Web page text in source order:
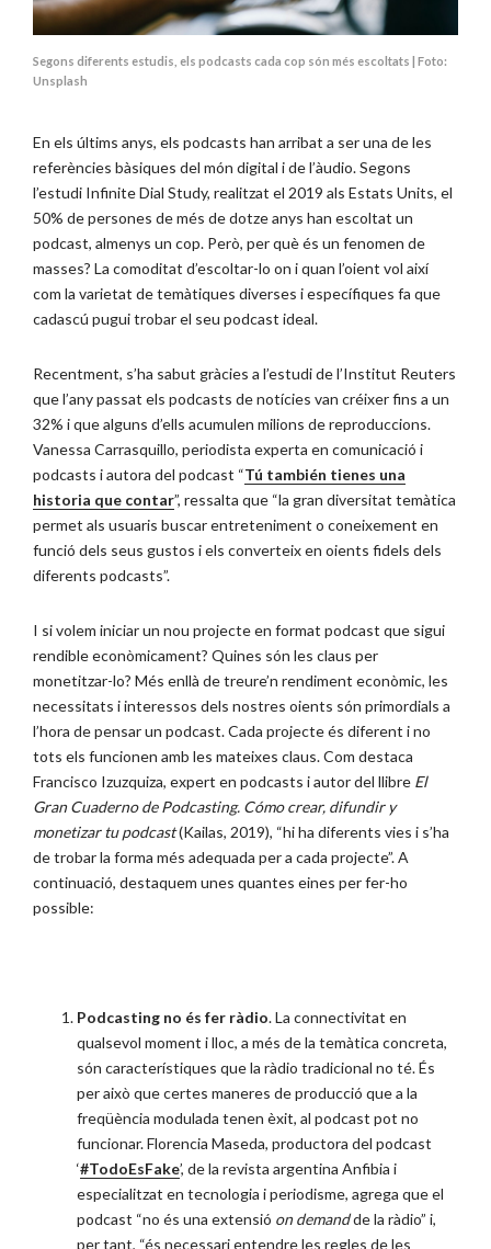
Segons diferents estudis, els podcasts cada cop són més escoltats | Foto:
Unsplash
En els últims anys, els podcasts han arribat a ser una de les
referències bàsiques del món digital i de l’àudio. Segons
l’estudi Infinite Dial Study, realitzat el 2019 als Estats Units, el
50% de persones de més de dotze anys han escoltat un
podcast, almenys un cop. Però, per què és un fenomen de
masses? La comoditat d’escoltar-lo on i quan l’oient vol així
com la varietat de temàtiques diverses i específiques fa que
cadascú pugui trobar el seu podcast ideal.
Recentment, s’ha sabut gràcies a l’estudi de l’Institut Reuters
que l’any passat els podcasts de notícies van créixer fins a un
32% i que alguns d’ells acumulen milions de reproduccions.
Vanessa Carrasquillo, periodista experta en comunicació i
podcasts i autora del podcast “Tú también tienes una
historia que contar”, ressalta que “la gran diversitat temàtica
permet als usuaris buscar entreteniment o coneixement en
funció dels seus gustos i els converteix en oients fidels dels
diferents podcasts”.
I si volem iniciar un nou projecte en format podcast que sigui
rendible econòmicament? Quines són les claus per
monetitzar-lo? Més enllà de treure’n rendiment econòmic, les
necessitats i interessos dels nostres oients són primordials a
l’hora de pensar un podcast. Cada projecte és diferent i no
tots els funcionen amb les mateixes claus. Com destaca
Francisco Izuzquiza, expert en podcasts i autor del llibre El
Gran Cuaderno de Podcasting. Cómo crear, difundir y
monetizar tu podcast(Kailas, 2019), “hi ha diferents vies i s’ha
de trobar la forma més adequada per a cada projecte”. A
continuació, destaquem unes quantes eines per fer-ho
possible:
Podcasting no és fer ràdio. La connectivitat en
qualsevol moment i lloc, a més de la temàtica concreta,
són característiques que la ràdio tradicional no té. És
per això que certes maneres de producció que a la
freqüència modulada tenen èxit, al podcast pot no
funcionar. Florencia Maseda, productora del podcast
‘#TodoEsFake’, de la revista argentina Anfibia i
especialitzat en tecnologia i periodisme, agrega que el
podcast “no és una extensió on demandde la ràdio” i,
per tant, “és necessari entendre les regles de les